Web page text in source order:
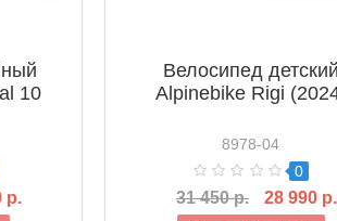
10
р.
Велосипед
Alpinebike Rigi
8978-04
0
31 450 р. 28 990 р.